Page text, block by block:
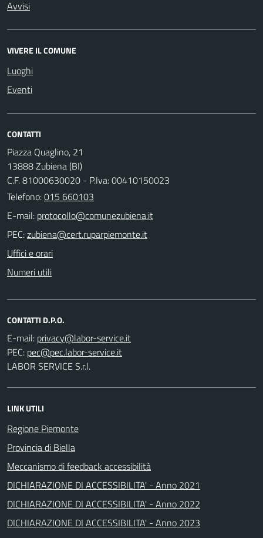
Avvisi
VIVERE IL COMUNE
Luoghi
Eventi
CONTATTI
Piazza Quaglino, 21
13888 Zubiena (BI)
C.F. 81000630020 - P.Iva: 00410150023
Telefono:015 660103
E-mail:
PEC:
Uffici e orari
Numeri utili
CONTATTI D.P.O.
E-mail:
PEC:
LABOR SERVICE S.r.l.
LINK UTILI
Regione Piemonte
Provincia di Biella
Meccanismo di feedback accessibilità
DICHIARAZIONE DI ACCESSIBILITA' - Anno 2021
DICHIARAZIONE DI ACCESSIBILITA' - Anno 2022
DICHIARAZIONE DI ACCESSIBILITA' - Anno 2023